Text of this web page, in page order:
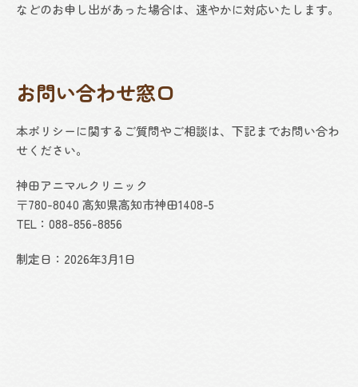
などのお申し出があった場合は、速やかに対応いたします。
お問い合わせ窓口
本ポリシーに関するご質問やご相談は、下記までお問い合わ
せください。
神田アニマルクリニック
〒780-8040 高知県高知市神田1408-5
TEL：088-856-8856
制定日：2026年3月1日